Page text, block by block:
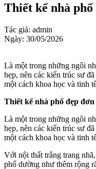
Thiết kế nhà phố
Tác giả: admin
Ngày: 30/05/2026
Là một trong những ngôi
hẹp, nên các kiến trúc sư
một cách khoa học và tinh
Thiết kế nhà phố đẹp đơn
Là một trong những ngôi
hẹp, nên các kiến trúc sư
một cách khoa học và tinh
Với nội thất trắng trang
phố dường như thêm rộng